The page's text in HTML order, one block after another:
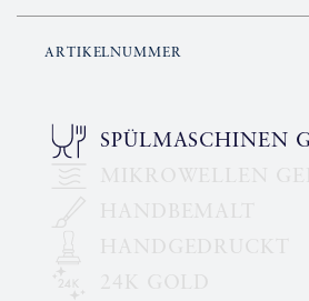
ARTIKELNUMMER
SPÜLMASCHINEN